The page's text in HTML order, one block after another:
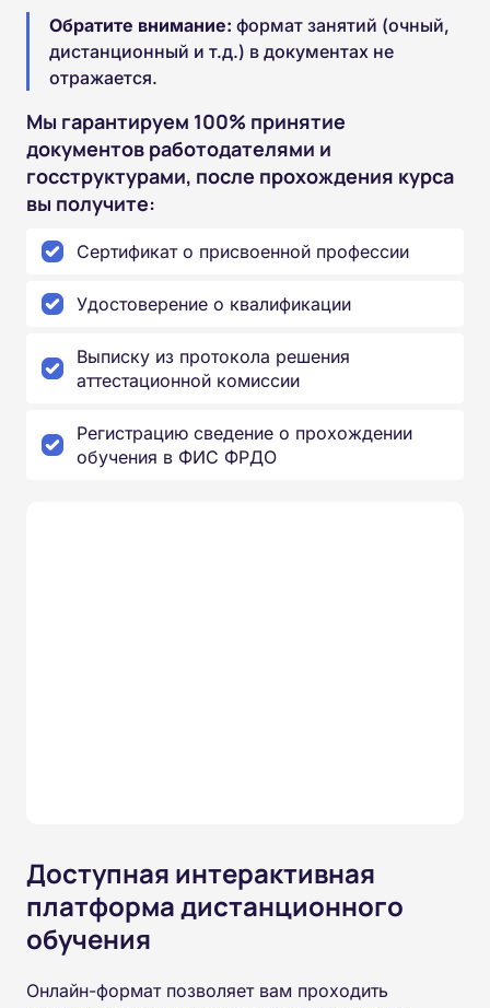
Обратите внимание: формат занятий (очный,
дистанционный и т.д.) в документах не
отражается.
Мы гарантируем 100% принятие
документов работодателями и
госструктурами, после прохождения курса
вы получите:
Сертификат о присвоенной профессии
Удостоверение о квалификации
Выписку из протокола решения
аттестационной комиссии
Регистрацию сведение о прохождении
обучения в ФИС ФРДО
Доступная интерактивная
платформа дистанционного
обучения
Онлайн-формат позволяет вам проходить